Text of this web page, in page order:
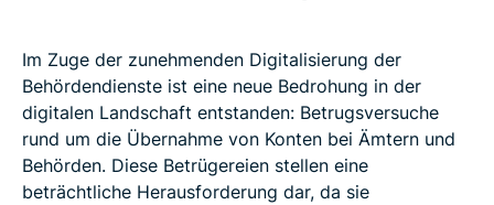
Im Zuge der zunehmenden Digitalisierung der
Behördendienste ist eine neue Bedrohung in der
digitalen Landschaft entstanden: Betrugsversuche
rund um die Übernahme von Konten bei Ämtern und
Behörden. Diese Betrügereien stellen eine
beträchtliche Herausforderung dar, da sie